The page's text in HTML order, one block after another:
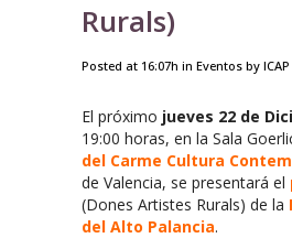
Rurals)
Posted at 16:07h in Eventos by ICAP
El próximo jueves 22 de
19:00 horas, en la Sala
del Carme Cultura
de Valencia, se presentará el
(Dones Artistes Rurals) de la
del Alto Palancia.